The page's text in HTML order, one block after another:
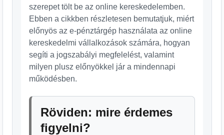
szerepet tölt be az online kereskedelemben.
Ebben a cikkben részletesen bemutatjuk, miért
előnyös az e-pénztárgép használata az online
kereskedelmi vállalkozások számára, hogyan
segíti a jogszabályi megfelelést, valamint
milyen plusz előnyökkel jár a mindennapi
működésben.
Röviden: mire érdemes
figyelni?